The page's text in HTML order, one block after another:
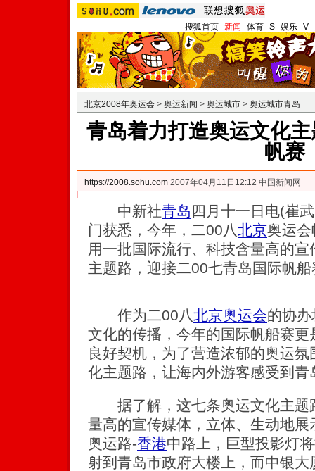
搜狐首页-新闻 -体育-S-娱乐-V-
北京2008年奥运会 > 奥运新闻 > 奥运城市 > 奥运城市青岛
青岛着力打造奥运文化
帆赛
https://2008.sohu.com 2007年04月11日12:12 中国新闻网
中新社青岛四月十一日电(崔
门获悉，今年，二00八北京奥运
用一批国际流行、科技含量高的
主题路，迎接二00七青岛国际帆
作为二00八北京奥运会的协
文化的传播，今年的国际帆船赛
良好契机，为了营造浓郁的奥运
化主题路，让海内外游客感受到青
据了解，这七条奥运文化主题
量高的宣传媒体，立体、生动地
奥运路-香港中路上，巨型投影灯
射到青岛市政府大楼上，而中银